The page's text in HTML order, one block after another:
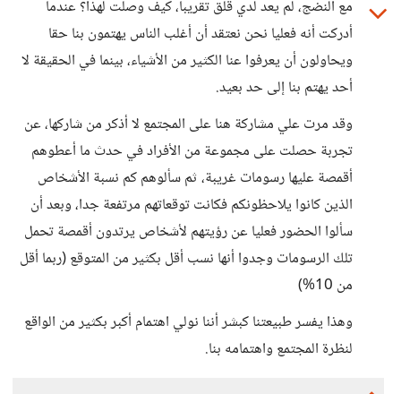
مع النضج، لم يعد لدي قلق تقريبا، كيف وصلت لهذا؟ عندما
أدركت أنه فعليا نحن نعتقد أن أغلب الناس يهتمون بنا حقا
ويحاولون أن يعرفوا عنا الكثير من الأشياء، بينما في الحقيقة لا
أحد يهتم بنا إلى حد بعيد.
وقد مرت علي مشاركة هنا على المجتمع لا أذكر من شاركها، عن
تجربة حصلت على مجموعة من الأفراد في حدث ما أعطوهم
أقمصة عليها رسومات غريبة، ثم سألوهم كم نسبة الأشخاص
الذين كانوا يلاحظونكم فكانت توقعاتهم مرتفعة جدا، وبعد أن
سألوا الحضور فعليا عن رؤيتهم لأشخاص يرتدون أقمصة تحمل
تلك الرسومات وجدوا أنها نسب أقل بكثير من المتوقع (ربما أقل
من 10%)
وهذا يفسر طبيعتنا كبشر أننا نولي اهتمام أكبر بكثير من الواقع
لنظرة المجتمع واهتمامه بنا.